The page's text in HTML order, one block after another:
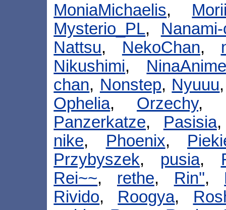
MoniaMichaelis,
Mysterio_PL,
Nattsu, NekoChan,
Nikushimi,
chan, Nonstep, Nyuuu
Ophelia, Orzechy,
Panzerkatze, Pasisia
nike, Phoenix,
Przybyszek, pusia,
Rei~~, rethe, Rin'',
Rivido, Roogya,